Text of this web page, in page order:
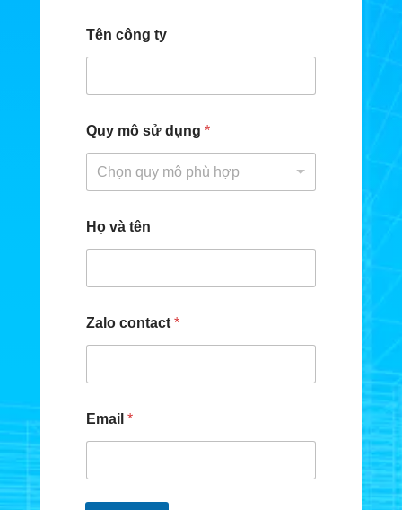
Tên công ty
Quy mô sử dụng *
Chọn quy mô phù hợp
Họ và tên
Zalo contact *
Email *